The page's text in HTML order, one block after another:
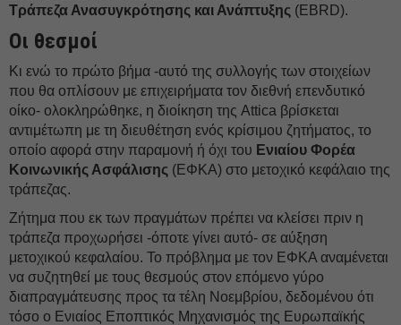
Τράπεζα Ανασυγκρότησης και Ανάπτυξης (EBRD).
Οι θεσμοί
Κι ενώ το πρώτο βήμα -αυτό της συλλογής των στοιχείων
που θα οπλίσουν με επιχειρήματα τον διεθνή επενδυτικό
οίκο- ολοκληρώθηκε, η διοίκηση της Attica βρίσκεται
αντιμέτωπη με τη διευθέτηση ενός κρίσιμου ζητήματος, το
οποίο αφορά στην παραμονή ή όχι του Ενιαίου Φορέα
Κοινωνικής Ασφάλισης (ΕΦΚΑ) στο μετοχικό κεφάλαιο της
τράπεζας.
Ζήτημα που εκ των πραγμάτων πρέπει να κλείσει πριν η
τράπεζα προχωρήσει -όποτε γίνει αυτό- σε αύξηση
μετοχικού κεφαλαίου. Το πρόβλημα με τον ΕΦΚΑ αναμένεται
να συζητηθεί με τους θεσμούς στον επόμενο γύρο
διαπραγμάτευσης προς τα τέλη Νοεμβρίου, δεδομένου ότι
τόσο ο Ενιαίος Εποπτικός Μηχανισμός της Ευρωπαϊκής